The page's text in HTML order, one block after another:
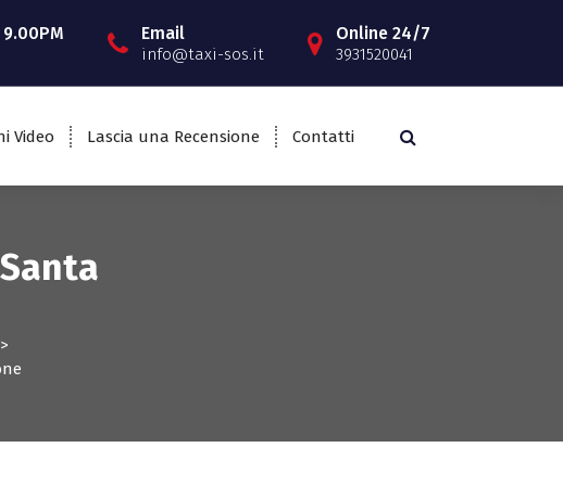
Email
info@taxi-sos.it
Online 24/7
3931520041
Video Lascia una Recensione Contatti
>